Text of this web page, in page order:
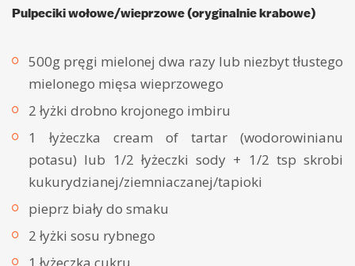
Pulpeciki wołowe/wieprzowe (oryginalnie krabowe)
500g pręgi mielonej dwa razy lub niezbyt tłustego
mielonego mięsa wieprzowego
2 łyżki drobno krojonego imbiru
1 łyżeczka cream of tartar (wodorowinianu
potasu) lub 1/2 łyżeczki sody + 1/2 tsp skrobi
kukurydzianej/ziemniaczanej/tapioki
pieprz biały do smaku
2 łyżki sosu rybnego